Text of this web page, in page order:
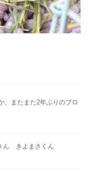
、またまた2年ぶりのブロ
ん きよまさくん